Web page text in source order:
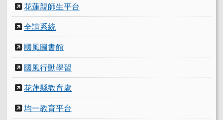
花蓮親師生平台
全誼系統
國風圖書館
國風行動學習
花蓮縣教育處
均一教育平台